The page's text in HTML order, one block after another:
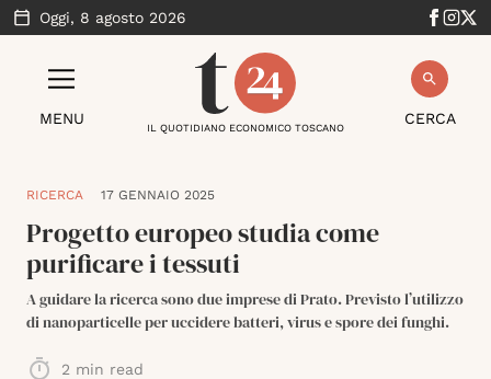
Oggi, 8 agosto 2026
MENU CERCA
IL QUOTIDIANO ECONOMICO TOSCANO
RICERCA 17 GENNAIO 2025
Progetto europeo studia come
purificare i tessuti
A guidare la ricerca sono due imprese di Prato. Previsto l’utilizzo
di nanoparticelle per uccidere batteri, virus e spore dei funghi.
2 min read